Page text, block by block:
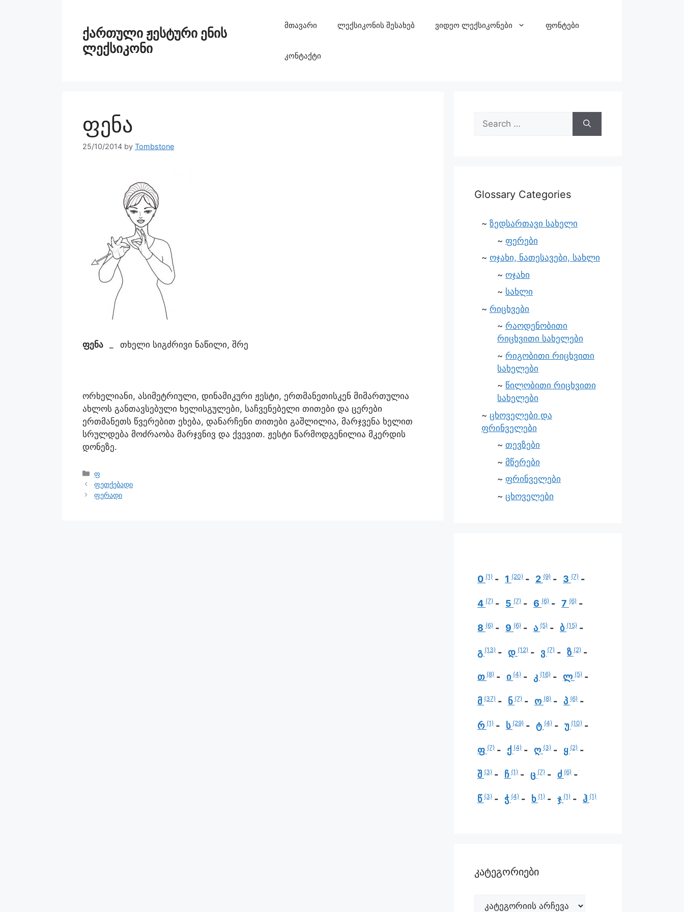
ქართული ჟესტური ენის
ლექსიკონი
მთავარი ლექსიკონის შესახებ ვიდეო ლექსიკონები ფონტები
კონტაქტი
ფენა
25/10/2014 by Tombstone
ფენა თხელი სიგძრივი ნაწილი, შრე
ორხელიანი, ასიმეტრიული, დინამიკური ჟესტი, ერთმანეთისკენ მიმართულია
ახლოს განთავსებული ხელისგულები, საჩვენებელი თითები და ცერები
ერთმანეთს წვერებით ეხება, დანარჩენი თითები გაშლილია, მარჯვენა ხელით
სრულდება მოძრაობა მარჯვნივ და ქვევით. ჟესტი წარმოდგენილია მკერდის
დონეზე.
ფ
ფეთქებადი
ფერადი
Glossary Categories
ზედსართავი სახელი
ფერები
ოჯახი, ნათესავები, სახლი
ოჯახი
სახლი
რიცხვები
რაოდენობითი
რიცხვითი სახელები
რიგობითი რიცხვითი
სახელები
წილობითი რიცხვითი
სახელები
ცხოველები და
ფრინველები
თევზები
მწერები
ფრინველები
ცხოველები
0 (1) 1 (20) 2 (9) 3 (7)
4 (7) 5 (7) 6 (6) 7 (6)
8 (6) 9 (6) ა (5) ბ (15)
გ (13) დ (12) ვ (7) ზ (2)
თ (8) ი (4) კ (16) ლ (5)
მ (37) ნ (7) ო (8) პ (6)
რ (1) ს (29) ტ (4) უ (10)
ფ (7) ქ (4) ღ (3) ყ (2)
შ (3) ჩ (1) ც (7) ძ (6)
წ (3) ჭ (4) ხ (1) ჯ (1) ჰ (1)
კატეგორიები